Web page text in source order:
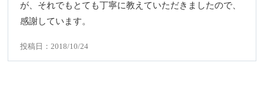
が、それでもとても丁寧に教えていただきましたので、
感謝しています。
投稿日：2018/10/24